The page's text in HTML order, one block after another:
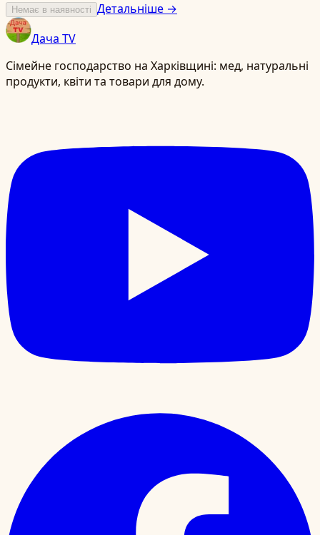
Немає в наявності Детальніше →
Дача TV
Сімейне господарство на Харківщині: мед, натуральні
продукти, квіти та товари для дому.